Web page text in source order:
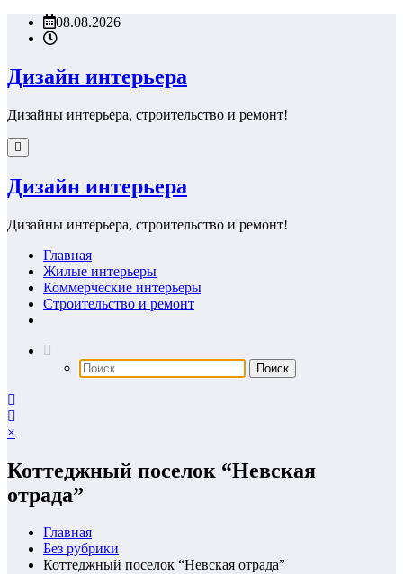
Перейти08.08.2026
Дизайн интерьера
Дизайны интерьера, строительство и ремонт!
Дизайн интерьера
Дизайны интерьера, строительство и ремонт!
Главная
Жилые интерьеры
Коммерческие интерьеры
Строительство и ремонт
×
Коттеджный поселок “Невская
отрада”
Главная
Без рубрики
Коттеджный поселок “Невская отрада”